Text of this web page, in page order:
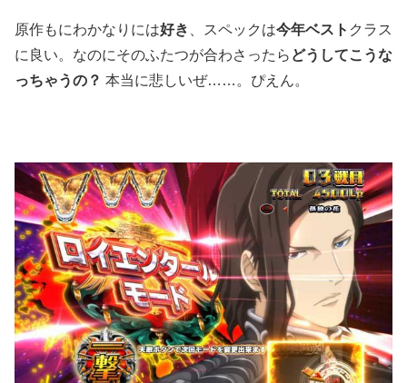
原作もにわかなりには好き 、スペックは今年ベスト クラス
に良い。なのにそのふたつが合わさったら どうしてこうな
っちゃうの？ 本当に悲しいぜ……。ぴえん。